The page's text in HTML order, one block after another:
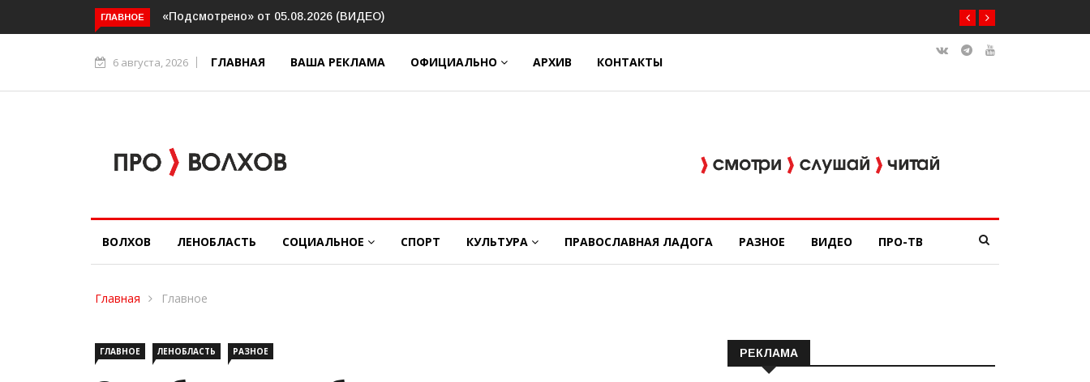
ГЛАВНОЕ
от 05.08.2026 (ВИДЕО)Интервью. Ирина Афанасьева о
социальном контракте (ВИДЕО)
6 августа, 2026 ГЛАВНАЯ ВАША РЕКЛАМА ОФИЦИАЛЬНО АРХИВ КОНТАКТЫ
ВОЛХОВ ЛЕНОБЛАСТЬ СОЦИАЛЬНОЕ СПОРТ КУЛЬТУРА ПРАВОСЛАВНАЯ ЛАДОГА РАЗНОЕ ВИДЕО ПРО-ТВ
Главная Главное
ГЛАВНОЕ ЛЕНОБЛАСТЬ РАЗНОЕ РЕКЛАМА